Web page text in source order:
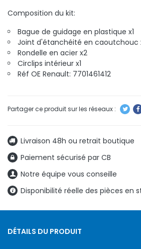
Composition du kit:
Bague de guidage en plastique x1
Joint d'étanchéité en caoutchouc
Rondelle en acier x2
Circlips intérieur x1
Réf OE Renault: 7701461412
Livraison 48h ou retrait boutique
Paiement sécurisé par CB
Notre équipe vous conseille
Disponibilité réelle des pièces en
DÉTAILS DU PRODUIT